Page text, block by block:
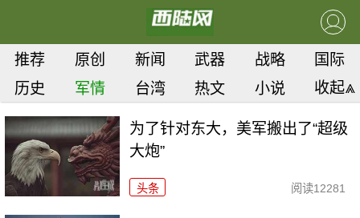
推荐 原创 新闻 武器 战略
国际
历史
军情 台湾 热文 小说 收起⩓
为了针对东大，美军搬出了“超级
大炮”
头条 阅读12281